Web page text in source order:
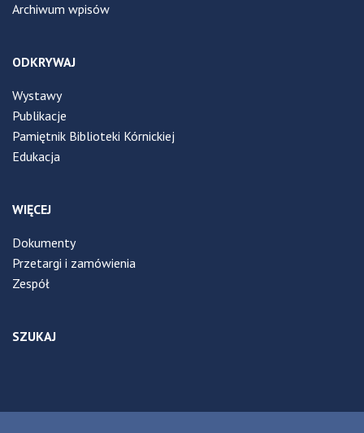
Archiwum wpisów
ODKRYWAJ
Wystawy
Publikacje
Pamiętnik Biblioteki Kórnickiej
Edukacja
WIĘCEJ
Dokumenty
Przetargi i zamówienia
Zespół
SZUKAJ